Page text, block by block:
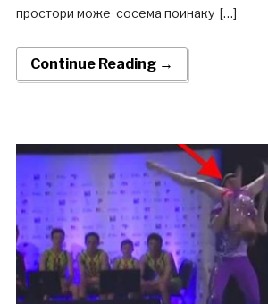
простори може сосема поинаку […]
Continue Reading →